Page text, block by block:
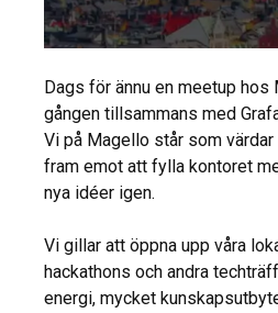
Dags för ännu en meetup hos
gången tillsammans med
Vi på Magello står som
fram emot att fylla kontoret
nya idéer igen.
Vi gillar att öppna upp våra
hackathons och andra
energi, mycket